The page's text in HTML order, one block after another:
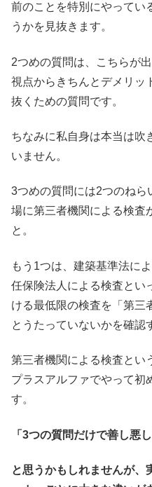
前のことを特別にやってい
うかを見抜きます。
2つめの質問は、こちらが
視点からきちんとデメリッ
抜くための質問です。
ちなみに私自身は本当は吹
いません。
3つめの質問には2つのねら
場に第三者機関による検査
と。
もう1つは、建築基準法に
任保険法人による検査とい
ける最低限の検査を「第三
とうたっていないかを確認
第三者機関による検査とい
プラスアルファでやって初
す。
「3つの質問だけで善し悪
と思うかもしれませんが、